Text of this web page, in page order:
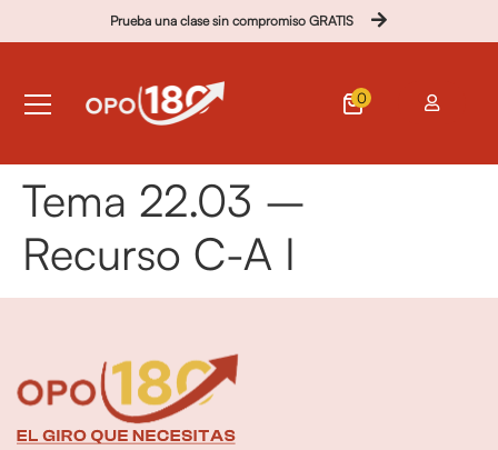
Prueba una clase sin compromiso GRATIS
0
Tema 22.03 –
Recurso C-A I